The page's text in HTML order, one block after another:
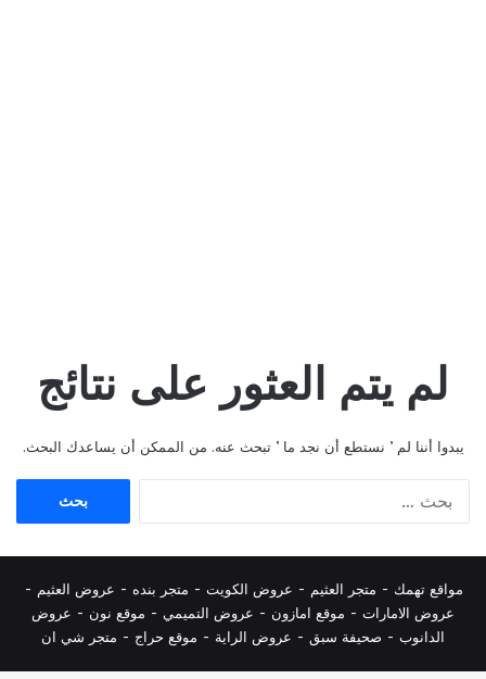
لم يتم العثور على نتائج
يبدوا أننا لم ’ نستطع أن نجد ما ’ تبحث عنه. من الممكن أن يساعدك البحث.
مواقع تهمك - متجر العثيم - عروض الكويت - متجر بنده - عروض العثيم -
عروض الامارات - موقع امازون - عروض التميمي - موقع نون - عروض
الدانوب - صحيفة سبق - عروض الراية - موقع حراج - متجر شي ان